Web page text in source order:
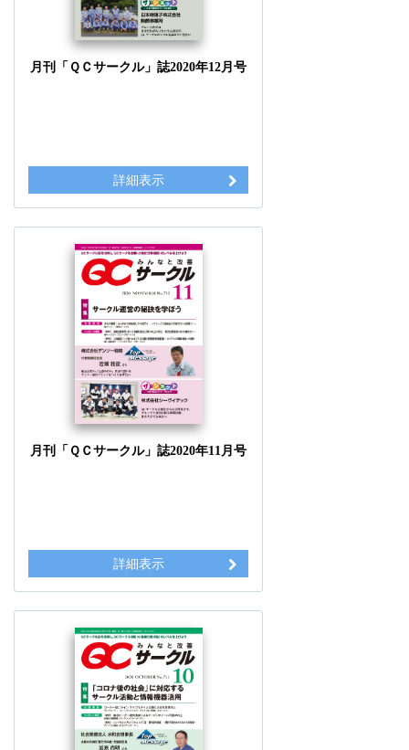
月刊「ＱＣサークル」誌2020年12月号
詳細表示
月刊「ＱＣサークル」誌2020年11月号
詳細表示